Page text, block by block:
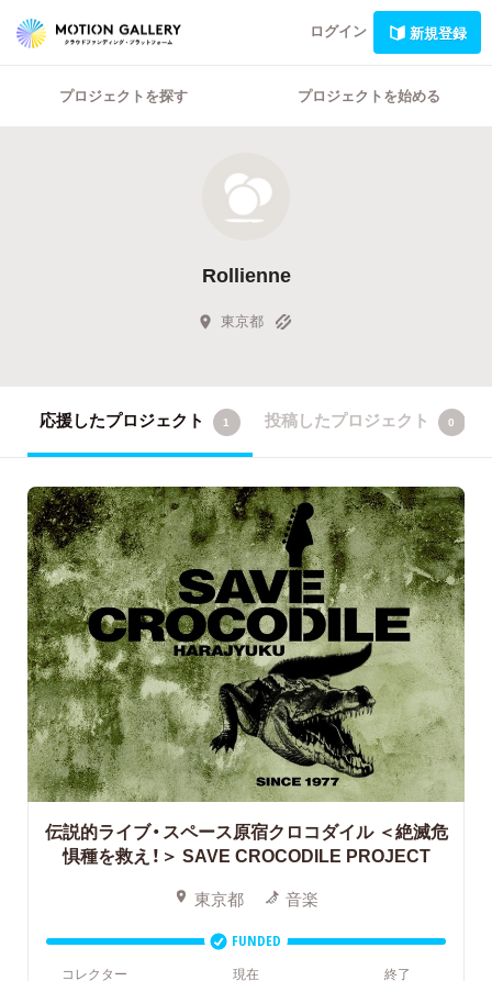
ログイン 新規登録
プロジェクトを探す プロジェクトを始める
Rollienne
東京都
応援したプロジェクト 1 投稿したプロジェクト 0
伝説的ライブ・スペース原宿クロコダイル ＜絶滅危
惧種を救え！＞ SAVE CROCODILE PROJECT
東京都 音楽
FUNDED
コレクター
現在 終了